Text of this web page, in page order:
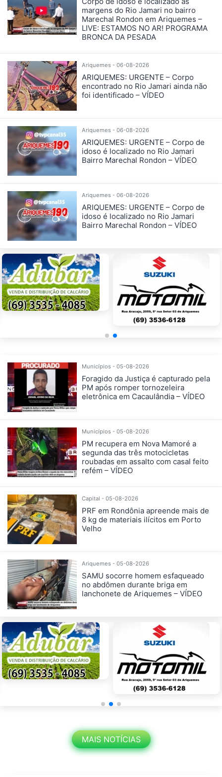
margens do Rio Jamari no bairro
Marechal Rondon em Ariquemes –
LIVE: ESTAMOS NO AR! PROGRAMA
BRONCA DA PESADA
Ariquemes - 06-08-2026
ARIQUEMES: URGENTE – Corpo
encontrado no Rio Jamari ainda não
foi identificado – VÍDEO
Ariquemes - 06-08-2026
ARIQUEMES: URGENTE – Corpo de
idoso é localizado no Rio Jamari
Bairro Marechal Rondon – VÍDEO
Ariquemes - 06-08-2026
ARIQUEMES: URGENTE – Corpo de
idoso é localizado no Rio Jamari
Bairro Marechal Rondon – VÍDEO
Municípios - 05-08-2026
Foragido da Justiça é capturado pela
PM após romper tornozeleira
eletrônica em Cacaulândia – VÍDEO
Municípios - 05-08-2026
PM recupera em Nova Mamoré a
segunda das três motocicletas
roubadas em assalto com casal feito
refém – VÍDEO
Capital - 05-08-2026
PRF em Rondônia apreende mais de
8 kg de materiais ilícitos em Porto
Velho
Ariquemes - 05-08-2026
SAMU socorre homem esfaqueado
no abdômen durante briga em
lanchonete de Ariquemes – VÍDEO
MAIS NOTÍCIAS